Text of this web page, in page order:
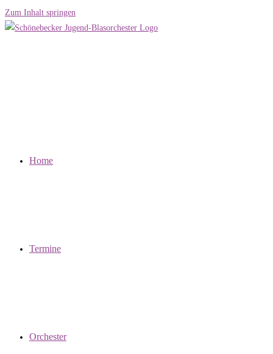
Zum Inhalt springen
Home
Termine
Orchester